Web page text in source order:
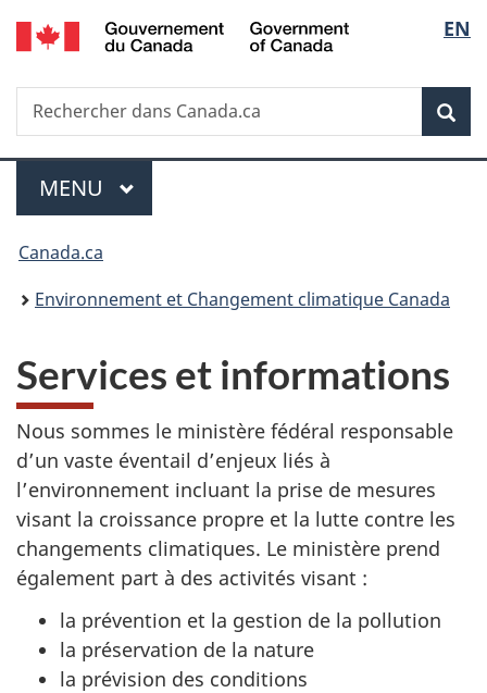
Passer
au
principal
Passer
à
Au
du
Passer
à
version
simplifiée
de
la
EN
Recherche
Rechercher
dans
Menu
MENU PRINCIPAL
Vous
êtes
Canada.ca
Environnement et Changement climatique Canada
Services et informations
Nous sommes le ministère fédéral responsable
d’un vaste éventail d’enjeux liés à
l’environnement incluant la prise de mesures
visant la croissance propre et la lutte contre les
changements climatiques. Le ministère prend
également part à des activités visant :
la prévention et la gestion de la pollution
la préservation de la nature
la prévision des conditions